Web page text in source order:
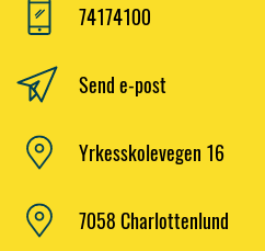
74174100
Send e-post
Yrkesskolevegen 16
7058 Charlottenlund